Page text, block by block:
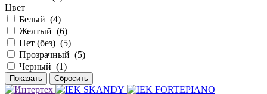
Цвет
Белый (4)
Желтый (6)
Нет (без) (5)
Прозрачный (5)
Черный (1)